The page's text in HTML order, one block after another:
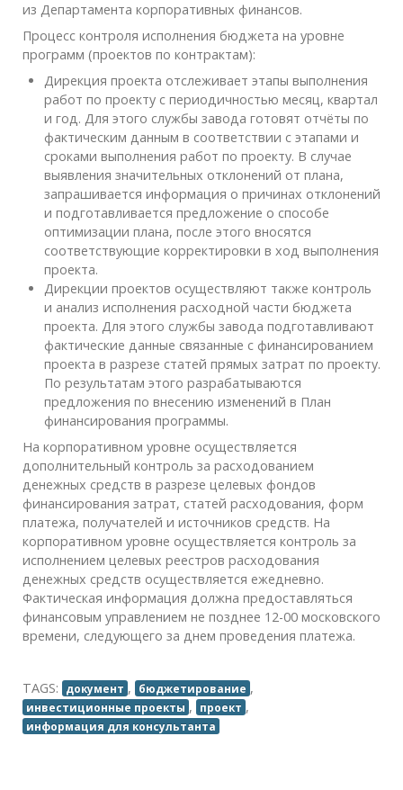
из Департамента корпоративных финансов.
Процесс контроля исполнения бюджета на уровне
программ (проектов по контрактам):
Дирекция проекта отслеживает этапы выполнения
работ по проекту с периодичностью месяц, квартал
и год. Для этого службы завода готовят отчёты по
фактическим данным в соответствии с этапами и
сроками выполнения работ по проекту. В случае
выявления значительных отклонений от плана,
запрашивается информация о причинах отклонений
и подготавливается предложение о способе
оптимизации плана, после этого вносятся
соответствующие корректировки в ход выполнения
проекта.
Дирекции проектов осуществляют также контроль
и анализ исполнения расходной части бюджета
проекта. Для этого службы завода подготавливают
фактические данные связанные с финансированием
проекта в разрезе статей прямых затрат по проекту.
По результатам этого разрабатываются
предложения по внесению изменений в План
финансирования программы.
На корпоративном уровне осуществляется
дополнительный контроль за расходованием
денежных средств в разрезе целевых фондов
финансирования затрат, статей расходования, форм
платежа, получателей и источников средств. На
корпоративном уровне осуществляется контроль за
исполнением целевых реестров расходования
денежных средств осуществляется ежедневно.
Фактическая информация должна предоставляться
финансовым управлением не позднее 12-00 московского
времени, следующего за днем проведения платежа.
TAGS: документ , бюджетирование ,
инвестиционные проекты , проект ,
информация для консультанта